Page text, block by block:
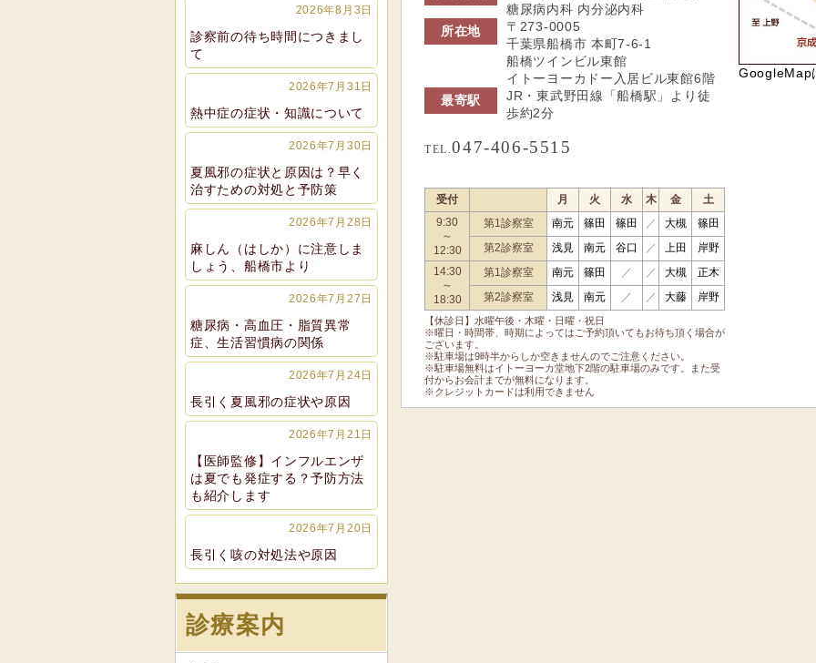
糖尿病内科 内分泌内科
所在地
〒273-0005
千葉県船橋市 本町7-6-1
船橋ツインビル東館
イトーヨーカドー入居ビル東館6階
最寄駅
JR・東武野田線「船橋駅」より徒
歩約2分
TEL.047-406-5515
【休診日】水曜午後・木曜・日曜・祝日
※曜日・時間帯、時期によってはご予約頂いてもお待ち頂く場合が
ございます。
※駐車場は9時半からしか空きませんのでご注意ください。
※駐車場無料はイトーヨーカ堂地下2階の駐車場のみです。また受
付からお会計までが無料になります。
※クレジットカードは利用できません
受付 月 火 水 木 金
土
9:30
～
12:30
第1診察室 南元 篠田 篠田 ／ 大槻
篠田
第2診察室
浅見 南元 谷口 ／ 上田
岸野
14:30
～
18:30
第1診察室 南元 篠田 ／ ／ 大槻
正木
第2診察室
浅見 南元 ／ ／ 大藤 岸野
GoogleMap
2026年8月3日
診察前の待ち時間につきまし
て
2026年7月31日
熱中症の症状・知識について
2026年7月30日
夏風邪の症状と原因は？早く
治すための対処と予防策
2026年7月28日
麻しん（はしか）に注意しま
しょう、船橋市より
2026年7月27日
糖尿病・高血圧・脂質異常
症、生活習慣病の関係
2026年7月24日
長引く夏風邪の症状や原因
2026年7月21日
【医師監修】インフルエンザ
は夏でも発症する？予防方法
も紹介します
2026年7月20日
長引く咳の対処法や原因
診療案内